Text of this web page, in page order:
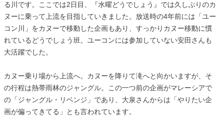
る川です。ここでは2日目、『水曜どうでしょう』では久しぶりのカ
ヌーに乗って上流を目指していきました。放送時の4年前には「ユー
コン川」をカヌーで移動した企画もあり、すっかりカヌー移動に慣
れているどうでしょう班。ユーコンには参加していない安田さんも
大活躍でした。
カヌー乗り場から上流へ。カヌーを降りて滝へと向かいますが、そ
の行程は熱帯雨林のジャングル。この一つ前の企画がマレーシアで
の「ジャングル・リベンジ」であり、大泉さんからは「やりたい企
画が偏ってきてる」とも言われています。